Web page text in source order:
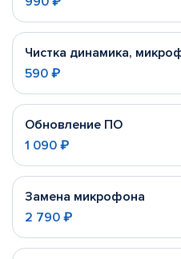
Чистка динамика,
590 ₽
Обновление ПО
1 090 ₽
Замена микрофона
2 790 ₽